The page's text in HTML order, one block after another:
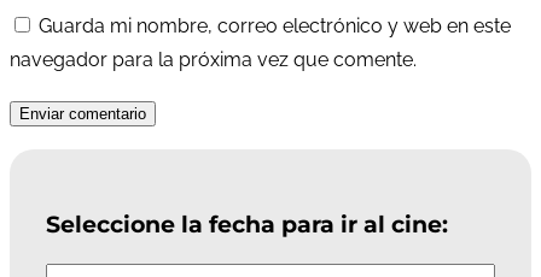
Guarda mi nombre, correo electrónico y web en este
navegador para la próxima vez que comente.
Enviar comentario
Seleccione la fecha para ir al cine: